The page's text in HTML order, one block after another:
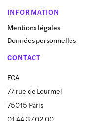
INFORMATION
Mentions légales
Données personnelles
CONTACT
FCA
77 rue de Lourmel
75015 Paris
01 44 37 02 00